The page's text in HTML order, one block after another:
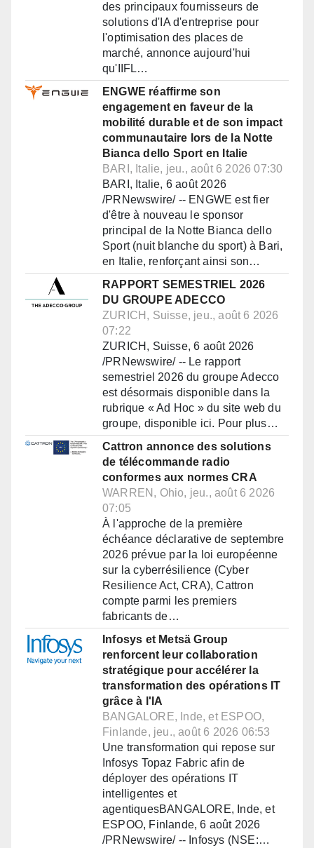
des principaux fournisseurs de
solutions d'IA d'entreprise pour
l'optimisation des places de
marché, annonce aujourd'hui
qu'IIFL…
ENGWE réaffirme son
engagement en faveur de la
mobilité durable et de son impact
communautaire lors de la Notte
Bianca dello Sport en Italie
BARI, Italie, jeu., août 6 2026 07:30
BARI, Italie, 6 août 2026
/PRNewswire/ -- ENGWE est fier
d'être à nouveau le sponsor
principal de la Notte Bianca dello
Sport (nuit blanche du sport) à Bari,
en Italie, renforçant ainsi son…
RAPPORT SEMESTRIEL 2026
DU GROUPE ADECCO
ZURICH, Suisse, jeu., août 6 2026
07:22
ZURICH, Suisse, 6 août 2026
/PRNewswire/ -- Le rapport
semestriel 2026 du groupe Adecco
est désormais disponible dans la
rubrique « Ad Hoc » du site web du
groupe, disponible ici. Pour plus…
Cattron annonce des solutions
de télécommande radio
conformes aux normes CRA
WARREN, Ohio, jeu., août 6 2026
07:05
À l'approche de la première
échéance déclarative de septembre
2026 prévue par la loi européenne
sur la cyberrésilience (Cyber
Resilience Act, CRA), Cattron
compte parmi les premiers
fabricants de…
Infosys et Metsä Group
renforcent leur collaboration
stratégique pour accélérer la
transformation des opérations IT
grâce à l'IA
BANGALORE, Inde, et ESPOO,
Finlande, jeu., août 6 2026 06:53
Une transformation qui repose sur
Infosys Topaz Fabric afin de
déployer des opérations IT
intelligentes et
agentiquesBANGALORE, Inde, et
ESPOO, Finlande, 6 août 2026
/PRNewswire/ -- Infosys (NSE:…